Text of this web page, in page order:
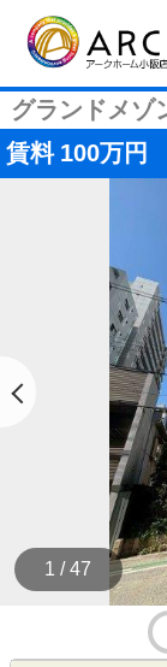
グランドメゾ
賃料 100万円
1 / 47